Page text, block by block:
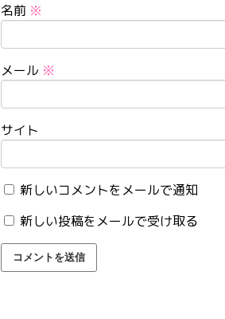
名前 ※
メール ※
サイト
新しいコメントをメールで通知
新しい投稿をメールで受け取る